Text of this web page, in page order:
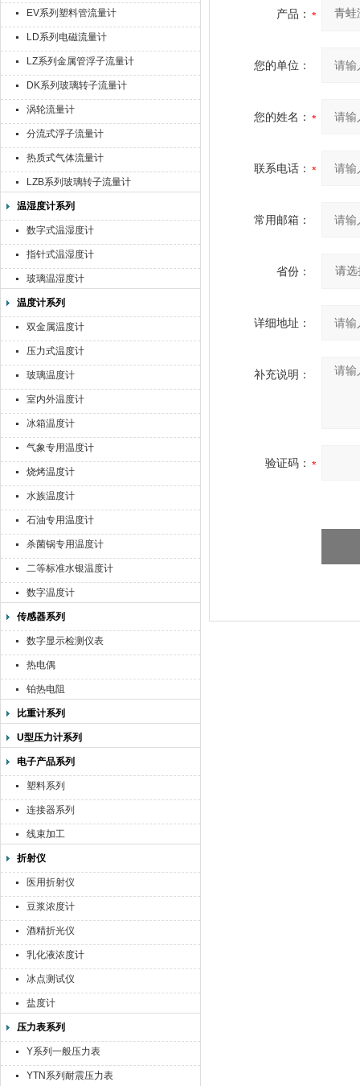
EV系列塑料管流量计
LD系列电磁流量计
LZ系列金属管浮子流量计
DK系列玻璃转子流量计
涡轮流量计
分流式浮子流量计
热质式气体流量计
LZB系列玻璃转子流量计
温湿度计系列
数字式温湿度计
指针式温湿度计
玻璃温湿度计
温度计系列
双金属温度计
压力式温度计
玻璃温度计
室内外温度计
冰箱温度计
气象专用温度计
烧烤温度计
水族温度计
石油专用温度计
杀菌锅专用温度计
二等标准水银温度计
数字温度计
传感器系列
数字显示检测仪表
热电偶
铂热电阻
比重计系列
U型压力计系列
电子产品系列
塑料系列
连接器系列
线束加工
折射仪
医用折射仪
豆浆浓度计
酒精折光仪
乳化液浓度计
冰点测试仪
盐度计
压力表系列
Y系列一般压力表
YTN系列耐震压力表
产品：
您的单位：
您的姓名：
联系电话：
常用邮箱：
省份：
详细地址：
补充说明：
验证码：